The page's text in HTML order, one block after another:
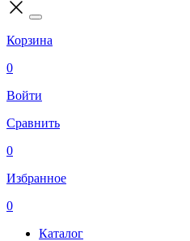
Корзина
0
Войти
Сравнить
0
Избранное
0
Каталог